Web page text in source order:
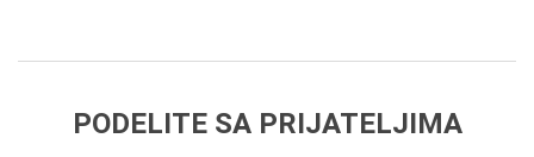
PODELITE SA PRIJATELJIMA